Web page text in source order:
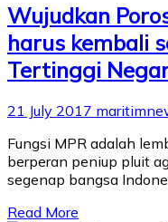
Wujudkan
harus kembali
Tertinggi
21 July 2017
Fungsi MPR adalah
berperan peniup pluit
segenap bangsa
Read More